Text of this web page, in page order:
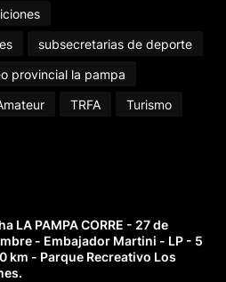
subsecretarias de deporte
provincial la pampa
TRFA
Turismo
LA PAMPA CORRE - 27 de
- Embajador Martini - LP - 5
km - Parque Recreativo Los